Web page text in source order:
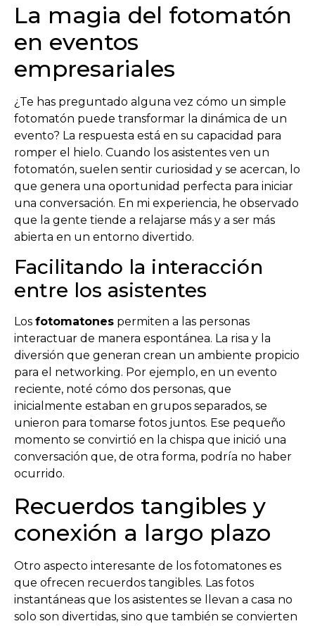
La magia del fotomatón
en eventos
empresariales
¿Te has preguntado alguna vez cómo un simple
fotomatón puede transformar la dinámica de un
evento? La respuesta está en su capacidad para
romper el hielo. Cuando los asistentes ven un
fotomatón, suelen sentir curiosidad y se acercan, lo
que genera una oportunidad perfecta para iniciar
una conversación. En mi experiencia, he observado
que la gente tiende a relajarse más y a ser más
abierta en un entorno divertido.
Facilitando la interacción
entre los asistentes
Los fotomatones permiten a las personas
interactuar de manera espontánea. La risa y la
diversión que generan crean un ambiente propicio
para el networking. Por ejemplo, en un evento
reciente, noté cómo dos personas, que
inicialmente estaban en grupos separados, se
unieron para tomarse fotos juntos. Ese pequeño
momento se convirtió en la chispa que inició una
conversación que, de otra forma, podría no haber
ocurrido.
Recuerdos tangibles y
conexión a largo plazo
Otro aspecto interesante de los fotomatones es
que ofrecen recuerdos tangibles. Las fotos
instantáneas que los asistentes se llevan a casa no
solo son divertidas, sino que también se convierten